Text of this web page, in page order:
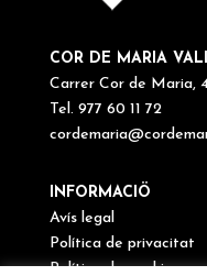
COR DE MARIA
Carrer Cor de Maria,
Tel. 977 60 11 72
INFORMACIÖ
Avís legal
Política de privacitat
Política de cookies